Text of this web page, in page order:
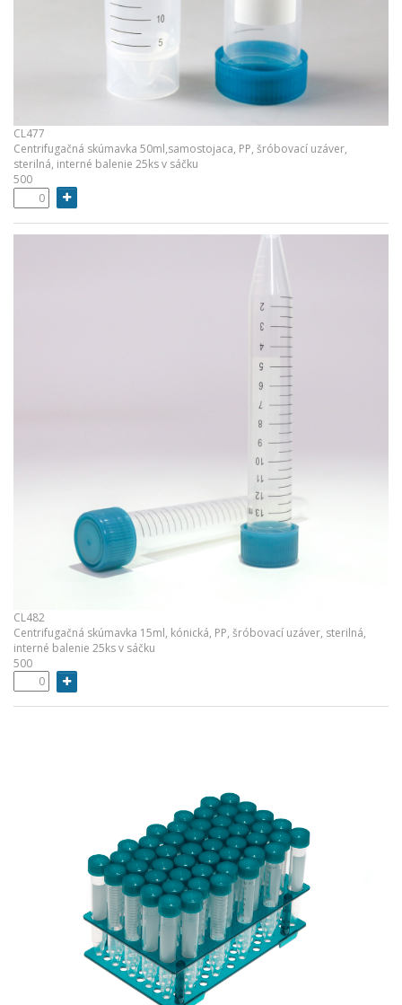
CL477
Centrifugačná skúmavka 50ml,samostojaca, PP, šróbovací uzáver,
sterilná, interné balenie 25ks v sáčku
500
CL482
Centrifugačná skúmavka 15ml, kónická, PP, šróbovací uzáver, sterilná,
interné balenie 25ks v sáčku
500